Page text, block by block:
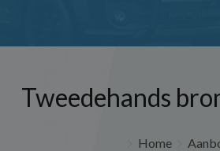
Tweedehands
Home